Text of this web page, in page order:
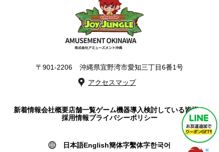
〒901-2206
沖縄県宜野湾市愛知三丁目6番1号
アクセスマップ
新着情報会社概要店舗一覧ゲーム機器導入検討している皆様へ
採用情報プライバシーポリシー
日本語English簡体字繫体字한국어